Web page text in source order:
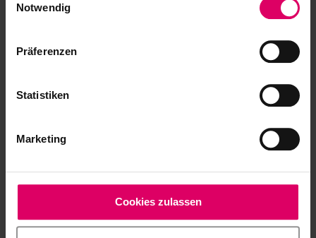
Notwendig
Präferenzen
Statistiken
Marketing
Cookies zulassen
EN (41,42 KB)